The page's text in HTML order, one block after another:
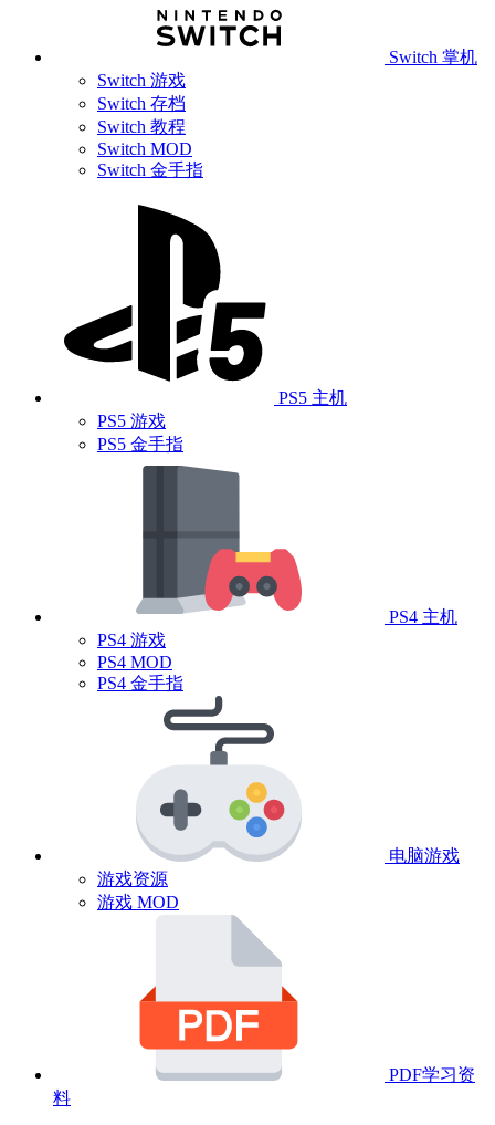
Switch 掌机
Switch 游戏
Switch 存档
Switch 教程
Switch MOD
Switch 金手指
PS5 主机
PS5 游戏
PS5 金手指
PS4 主机
PS4 游戏
PS4 MOD
PS4 金手指
电脑游戏
游戏资源
游戏 MOD
PDF学习资
料